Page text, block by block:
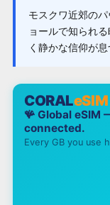
モスクワ近郊の
ョールで知られ
く静かな信仰が息
CORALeSIM
🪸 Global eSIM
connected.
Every GB you use